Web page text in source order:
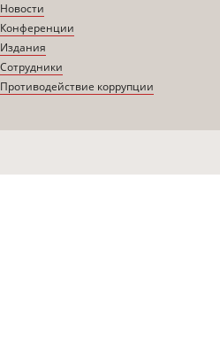
Новости
Конференции
Издания
Сотрудники
Противодействие коррупции